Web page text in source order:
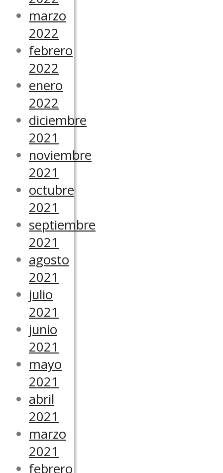
marzo
2022
febrero
2022
enero
2022
diciembre
2021
noviembre
2021
octubre
2021
septiembre
2021
agosto
2021
julio
2021
junio
2021
mayo
2021
abril
2021
marzo
2021
febrero